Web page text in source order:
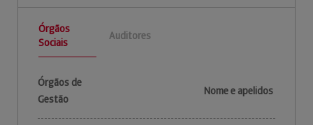
Órgãos
Sociais
Auditores
Órgãos de
Gestão
Nome e apelidos